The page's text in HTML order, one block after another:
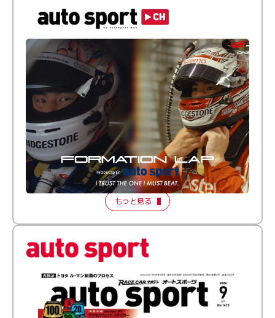
倒す相手を、信じてる。小林利徠斗 × 野村勇斗
【FORMATION LAP Produced by auto sport】
2026 Episode 2
もっと見る